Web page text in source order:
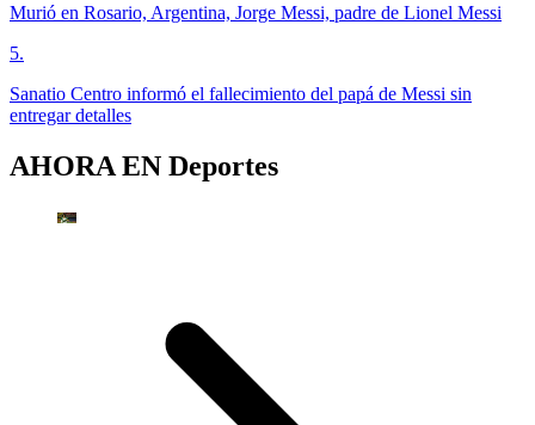
Murió en Rosario, Argentina, Jorge Messi, padre de Lionel Messi
5.
Sanatio Centro informó el fallecimiento del papá de Messi sin
entregar detalles
AHORA EN Deportes